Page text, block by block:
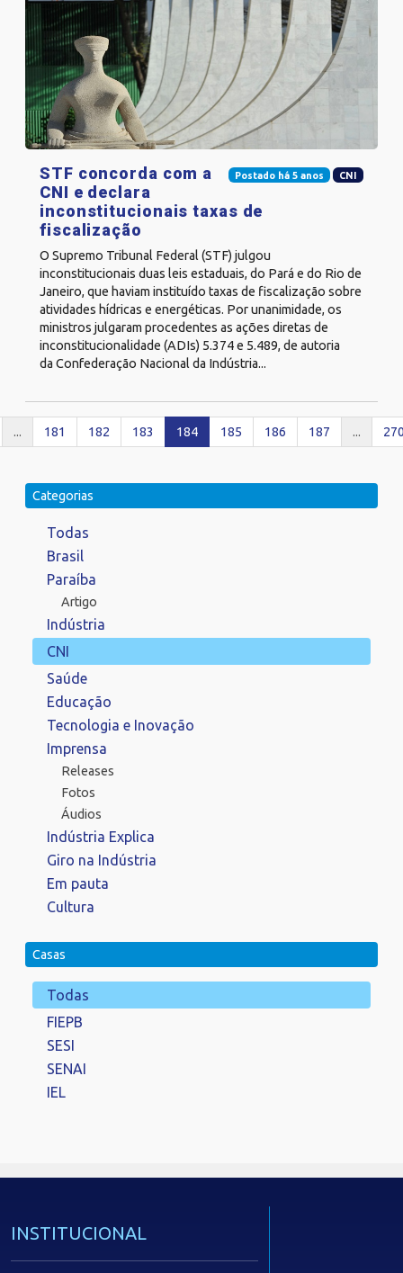
Postado há 5 anos CNI
STF concorda com a
CNI e declara
inconstitucionais taxas de
fiscalização
O Supremo Tribunal Federal (STF) julgou
inconstitucionais duas leis estaduais, do Pará e do Rio de
Janeiro, que haviam instituído taxas de fiscalização sobre
atividades hídricas e energéticas. Por unanimidade, os
ministros julgaram procedentes as ações diretas de
inconstitucionalidade (ADIs) 5.374 e 5.489, de autoria
da Confederação Nacional da Indústria...
... 181 182 183 184 185 186 187 ...
Categorias
Todas
Brasil
Paraíba
Artigo
Indústria
CNI
Saúde
Educação
Tecnologia e Inovação
Imprensa
Releases
Fotos
Áudios
Indústria Explica
Giro na Indústria
Em pauta
Cultura
Casas
Todas
FIEPB
SESI
SENAI
IEL
INSTITUCIONAL